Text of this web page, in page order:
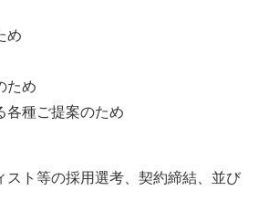
め
ため
各種ご提案のため
ト等の採用選考、契約締結、並び